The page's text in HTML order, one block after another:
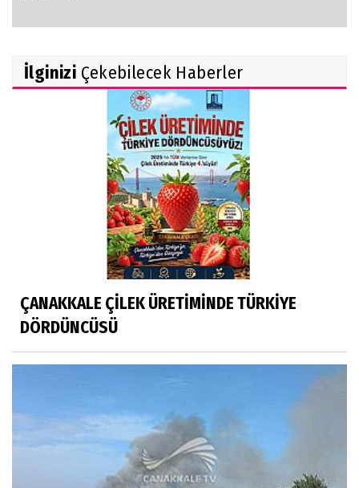
İlginizi Çekebilecek Haberler
ÇANAKKALE ÇİLEK ÜRETİMİNDE TÜRKİYE
DÖRDÜNCÜSÜ